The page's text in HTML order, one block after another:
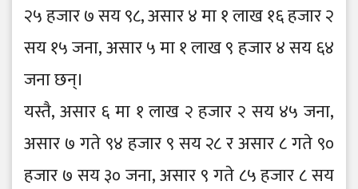
२५ हजार ७ सय ९८, असार ४ मा १ लाख १६ हजार २
सय १५ जना, असार ५ मा १ लाख ९ हजार ४ सय ६४
जना छन्।
यस्तै, असार ६ मा १ लाख २ हजार २ सय ४५ जना,
असार ७ गते ९४ हजार ९ सय २८ र असार ८ गते ९०
हजार ७ सय ३० जना, असार ९ गते ८५ हजार ८ सय